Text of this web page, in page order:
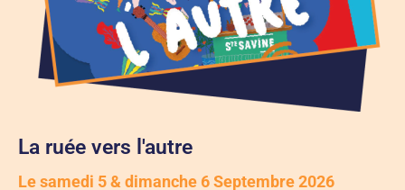
La ruée vers l'autre
Le samedi 5 & dimanche 6 Septembre 2026